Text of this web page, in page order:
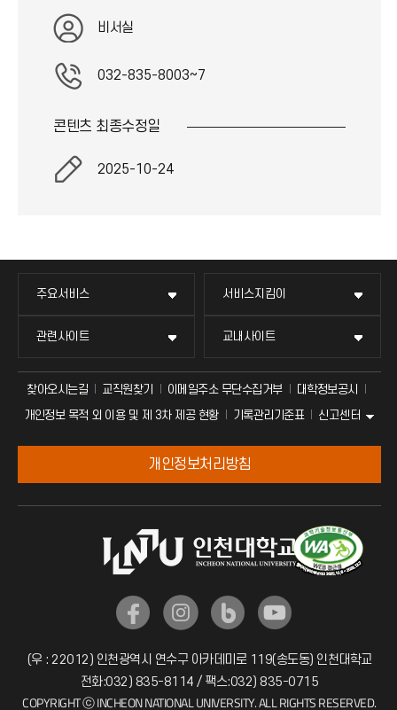
비서실
032-835-8003~7
콘텐츠 최종수정일
2025-10-24
주요서비스 서비스지킴이
관련사이트 교내사이트
찾아오시는길 교직원찾기 이메일주소 무단수집거부
대학정보공시
개인정보 목적 외 이용 및 제 3차 제공 현황
기록관리기준표 신고센터
개인정보처리방침
(우 : 22012) 인천광역시 연수구 아카데미로 119(송도동) 인천대학교
전화:032) 835-8114 / 팩스:032) 835-0715
COPYRIGHT ⓒ INCHEON NATIONAL UNIVERSITY. ALL RIGHTS RESERVED.